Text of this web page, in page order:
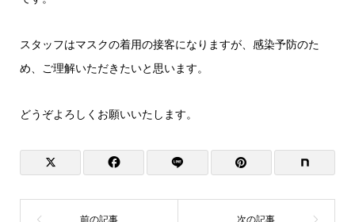
スタッフはマスクの着用の接客になりますが、感染予防のた
め、ご理解いただきたいと思います。
どうぞよろしくお願いいたします。